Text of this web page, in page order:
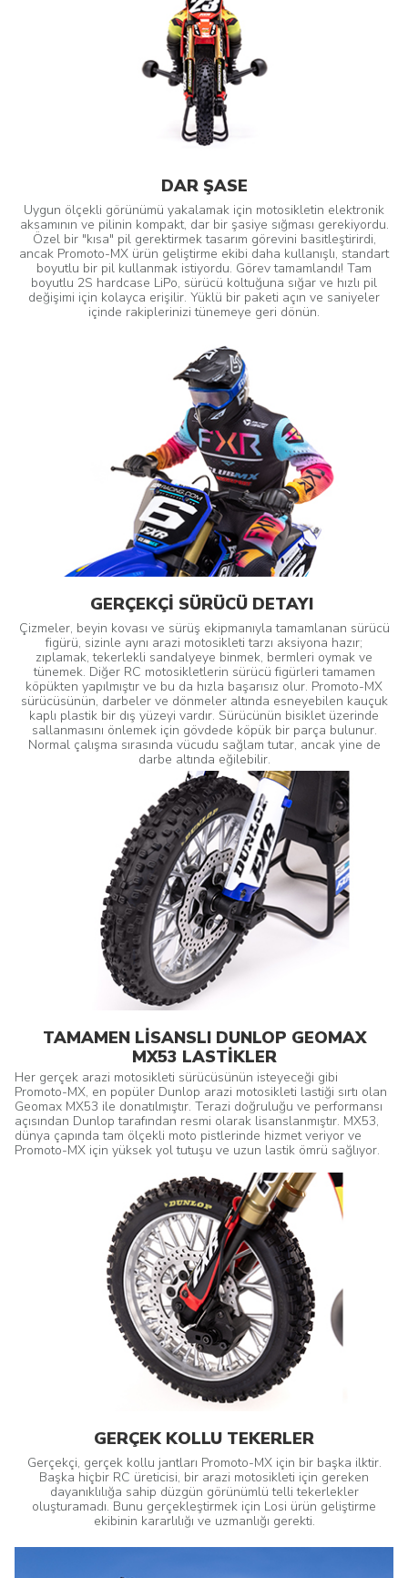
DAR ŞASE
Uygun ölçekli görünümü yakalamak için motosikletin elektronik
aksamının ve pilinin kompakt, dar bir şasiye sığması gerekiyordu.
Özel bir "kısa" pil gerektirmek tasarım görevini basitleştirirdi,
ancak Promoto-MX ürün geliştirme ekibi daha kullanışlı, standart
boyutlu bir pil kullanmak istiyordu. Görev tamamlandı! Tam
boyutlu 2S hardcase LiPo, sürücü koltuğuna sığar ve hızlı pil
değişimi için kolayca erişilir. Yüklü bir paketi açın ve saniyeler
içinde rakiplerinizi tünemeye geri dönün.
GERÇEKÇİ SÜRÜCÜ DETAYI
Çizmeler, beyin kovası ve sürüş ekipmanıyla tamamlanan sürücü
figürü, sizinle aynı arazi motosikleti tarzı aksiyona hazır;
zıplamak, tekerlekli sandalyeye binmek, bermleri oymak ve
tünemek. Diğer RC motosikletlerin sürücü figürleri tamamen
köpükten yapılmıştır ve bu da hızla başarısız olur. Promoto-MX
sürücüsünün, darbeler ve dönmeler altında esneyebilen kauçuk
kaplı plastik bir dış yüzeyi vardır. Sürücünün bisiklet üzerinde
sallanmasını önlemek için gövdede köpük bir parça bulunur.
Normal çalışma sırasında vücudu sağlam tutar, ancak yine de
darbe altında eğilebilir.
TAMAMEN LİSANSLI DUNLOP GEOMAX
MX53 LASTİKLER
Her gerçek arazi motosikleti sürücüsünün isteyeceği gibi
Promoto-MX, en popüler Dunlop arazi motosikleti lastiği sırtı olan
Geomax MX53 ile donatılmıştır. Terazi doğruluğu ve performansı
açısından Dunlop tarafından resmi olarak lisanslanmıştır. MX53,
dünya çapında tam ölçekli moto pistlerinde hizmet veriyor ve
Promoto-MX için yüksek yol tutuşu ve uzun lastik ömrü sağlıyor.
GERÇEK KOLLU TEKERLER
Gerçekçi, gerçek kollu jantları Promoto-MX için bir başka ilktir.
Başka hiçbir RC üreticisi, bir arazi motosikleti için gereken
dayanıklılığa sahip düzgün görünümlü telli tekerlekler
oluşturamadı. Bunu gerçekleştirmek için Losi ürün geliştirme
ekibinin kararlılığı ve uzmanlığı gerekti.